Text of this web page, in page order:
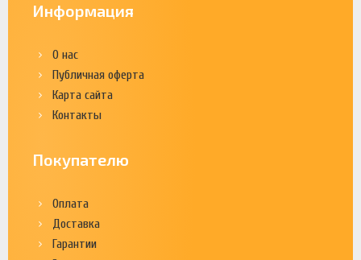
Информация
О нас
Публичная оферта
Карта сайта
Контакты
Покупателю
Оплата
Доставка
Гарантии